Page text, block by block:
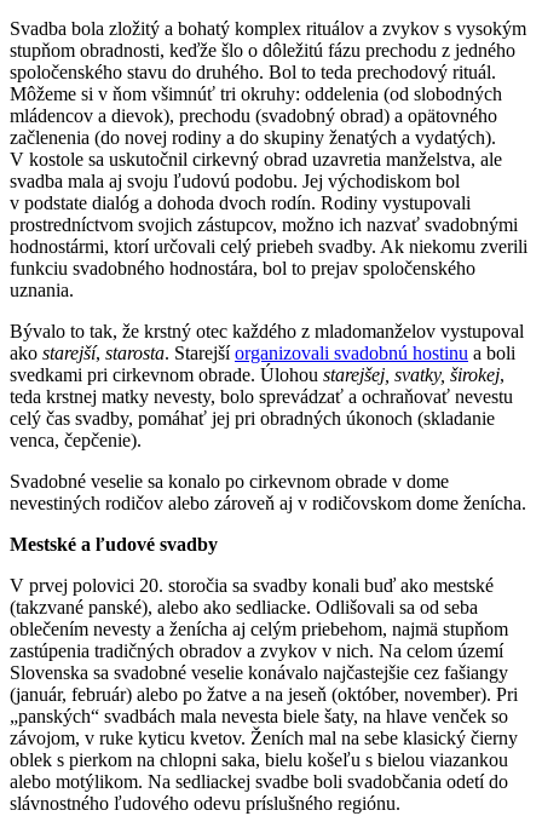
Svadba bola zložitý a bohatý komplex rituálov a zvykov s vysokým
stupňom obradnosti, keďže šlo o dôležitú fázu prechodu z jedného
spoločenského stavu do druhého. Bol to teda prechodový rituál.
Môžeme si v ňom všimnúť tri okruhy: oddelenia (od slobodných
mládencov a dievok), prechodu (svadobný obrad) a opätovného
začlenenia (do novej rodiny a do skupiny ženatých a vydatých).
V kostole sa uskutočnil cirkevný obrad uzavretia manželstva, ale
svadba mala aj svoju ľudovú podobu. Jej východiskom bol
v podstate dialóg a dohoda dvoch rodín. Rodiny vystupovali
prostredníctvom svojich zástupcov, možno ich nazvať svadobnými
hodnostármi, ktorí určovali celý priebeh svadby. Ak niekomu zverili
funkciu svadobného hodnostára, bol to prejav spoločenského
uznania.
Bývalo to tak, že krstný otec každého z mladomanželov vystupoval
ako starejší, starosta. Starejšíorganizovali svadobnú hostinu a boli
svedkami pri cirkevnom obrade. Úlohou starejšej, svatky, širokej,
teda krstnej matky nevesty, bolo sprevádzať a ochraňovať nevestu
celý čas svadby, pomáhať jej pri obradných úkonoch (skladanie
venca, čepčenie).
Svadobné veselie sa konalo po cirkevnom obrade v dome
nevestiných rodičov alebo zároveň aj v rodičovskom dome ženícha.
Mestské a ľudové svadby
V prvej polovici 20. storočia sa svadby konali buď ako mestské
(takzvané panské), alebo ako sedliacke. Odlišovali sa od seba
oblečením nevesty a ženícha aj celým priebehom, najmä stupňom
zastúpenia tradičných obradov a zvykov v nich. Na celom území
Slovenska sa svadobné veselie konávalo najčastejšie cez fašiangy
(január, február) alebo po žatve a na jeseň (október, november). Pri
„panských“ svadbách mala nevesta biele šaty, na hlave venček so
závojom, v ruke kyticu kvetov. Ženích mal na sebe klasický čierny
oblek s pierkom na chlopni saka, bielu košeľu s bielou viazankou
alebo motýlikom. Na sedliackej svadbe boli svadobčania odetí do
slávnostného ľudového odevu príslušného regiónu.